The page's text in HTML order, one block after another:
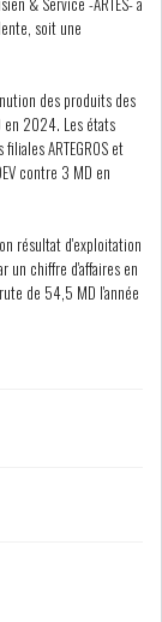
soit une
des produits des
2024. Les états
ARTEGROS et
contre 3 MD en
résultat d'exploitation
un chiffre d'affaires en
de 54,5 MD l'année